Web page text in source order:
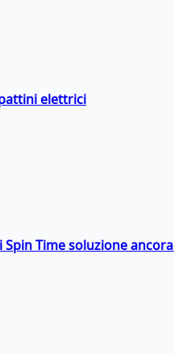
elettrici
Time soluzione